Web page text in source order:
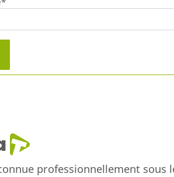
professionnellement